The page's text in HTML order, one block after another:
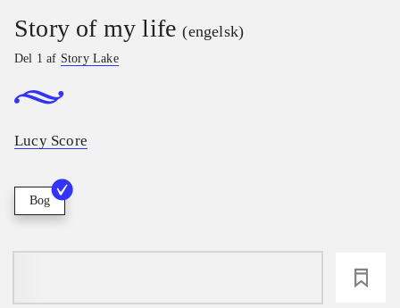
Story of my life (engelsk)
Del 1 af Story Lake
Lucy Score
Bog